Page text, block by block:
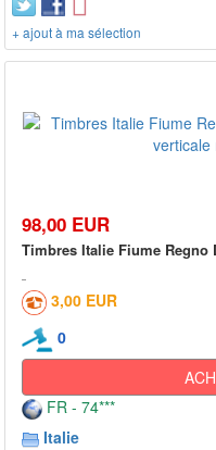
+ ajout à ma sélection
98,00 EUR
Timbres Italie Fiume Regno
3,00 EUR
0
FR - 74***
Italie